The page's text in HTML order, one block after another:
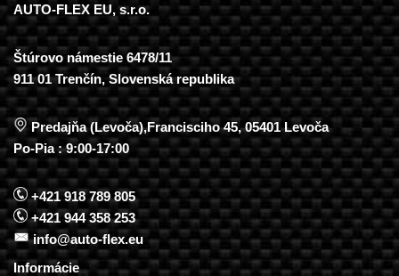
AUTO-FLEX EU, s.r.o.
Štúrovo námestie 6478/11
911 01 Trenčín, Slovenská republika
Predajňa (Levoča),Francisciho 45, 05401 Levoča
Po-Pia : 9:00-17:00
+421 918 789 805
+421 944 358 253
info@auto-flex.eu
Informácie